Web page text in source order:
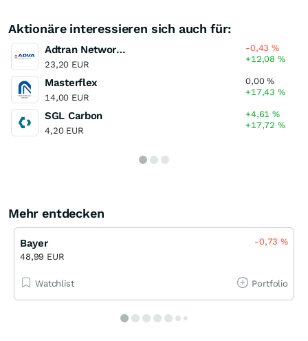
Aktionäre interessieren sich auch für:
Adtran Networks
23,20 EUR
-0,43%
+12,08%
Masterflex
14,00 EUR
0,00%
+17,43%
SGL Carbon
4,20 EUR
+4,61%
+17,72%
Mehr entdecken
Bayer
48,99 EUR
-0,73%
Watchlist Portfolio